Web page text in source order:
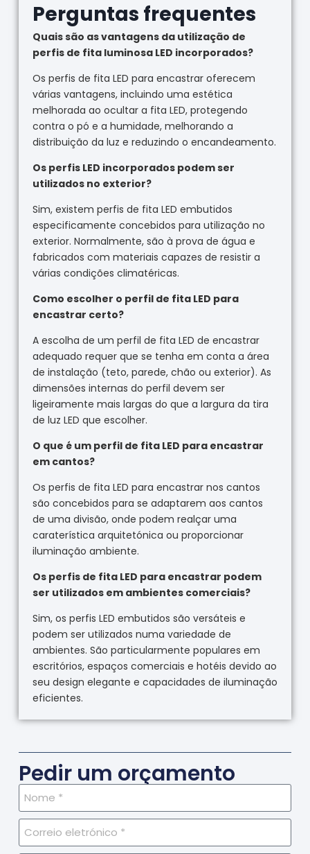
Perguntas frequentes
Quais são as vantagens da utilização de
perfis de fita luminosa LED incorporados?
Os perfis de fita LED para encastrar oferecem
várias vantagens, incluindo uma estética
melhorada ao ocultar a fita LED, protegendo
contra o pó e a humidade, melhorando a
distribuição da luz e reduzindo o encandeamento.
Os perfis LED incorporados podem ser
utilizados no exterior?
Sim, existem perfis de fita LED embutidos
especificamente concebidos para utilização no
exterior. Normalmente, são à prova de água e
fabricados com materiais capazes de resistir a
várias condições climatéricas.
Como escolher o perfil de fita LED para
encastrar certo?
A escolha de um perfil de fita LED de encastrar
adequado requer que se tenha em conta a área
de instalação (teto, parede, chão ou exterior). As
dimensões internas do perfil devem ser
ligeiramente mais largas do que a largura da tira
de luz LED que escolher.
O que é um perfil de fita LED para encastrar
em cantos?
Os perfis de fita LED para encastrar nos cantos
são concebidos para se adaptarem aos cantos
de uma divisão, onde podem realçar uma
caraterística arquitetónica ou proporcionar
iluminação ambiente.
Os perfis de fita LED para encastrar podem
ser utilizados em ambientes comerciais?
Sim, os perfis LED embutidos são versáteis e
podem ser utilizados numa variedade de
ambientes. São particularmente populares em
escritórios, espaços comerciais e hotéis devido ao
seu design elegante e capacidades de iluminação
eficientes.
Pedir um orçamento